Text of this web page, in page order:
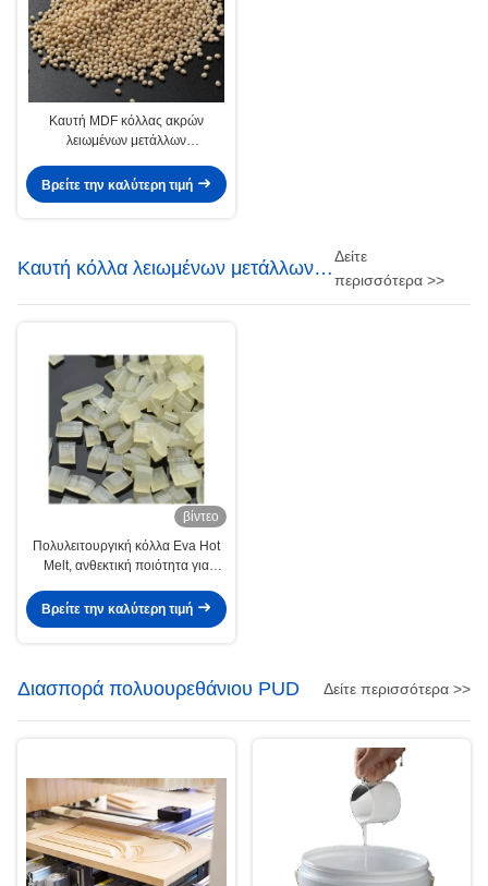
Καυτή MDF κόλλας ακρών
λειωμένων μετάλλων
ξύλου κόλλα λειωμένων μετάλλων
Edgebanding καυτή
Βρείτε την καλύτερη τιμή
Καυτή κόλλα λειωμένων μετάλλων
PSA
Δείτε
περισσότερα >>
βίντεο
Πολυλειτουργική κόλλα Eva Hot
Melt, ανθεκτική ποιότητα για
Βρείτε την καλύτερη τιμή
Διασπορά πολυουρεθάνιου PUD Δείτε περισσότερα >>